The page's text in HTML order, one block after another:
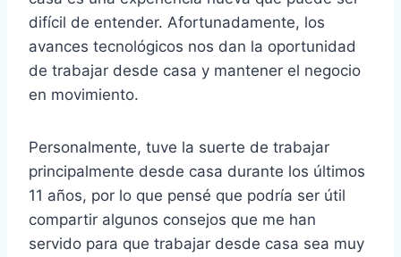
difícil de entender. Afortunadamente, los
avances tecnológicos nos dan la oportunidad
de trabajar desde casa y mantener el negocio
en movimiento.
Personalmente, tuve la suerte de trabajar
principalmente desde casa durante los últimos
11 años, por lo que pensé que podría ser útil
compartir algunos consejos que me han
servido para que trabajar desde casa sea muy